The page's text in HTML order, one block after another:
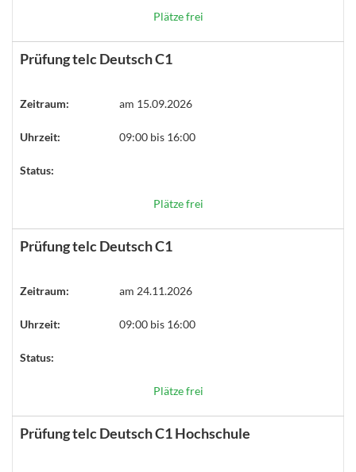
Plätze frei
Prüfung telc Deutsch C1
Zeitraum: am 15.09.2026
Uhrzeit: 09:00 bis 16:00
Status:
Plätze frei
Prüfung telc Deutsch C1
Zeitraum: am 24.11.2026
Uhrzeit: 09:00 bis 16:00
Status:
Plätze frei
Prüfung telc Deutsch C1 Hochschule